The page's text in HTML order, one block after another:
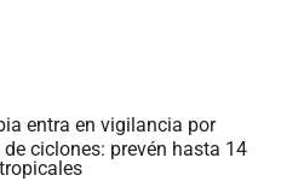
entra en vigilancia por
ciclones: prevén hasta 14